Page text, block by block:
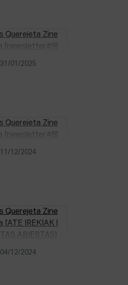
31/01/2025
11/12/2024
04/12/2024